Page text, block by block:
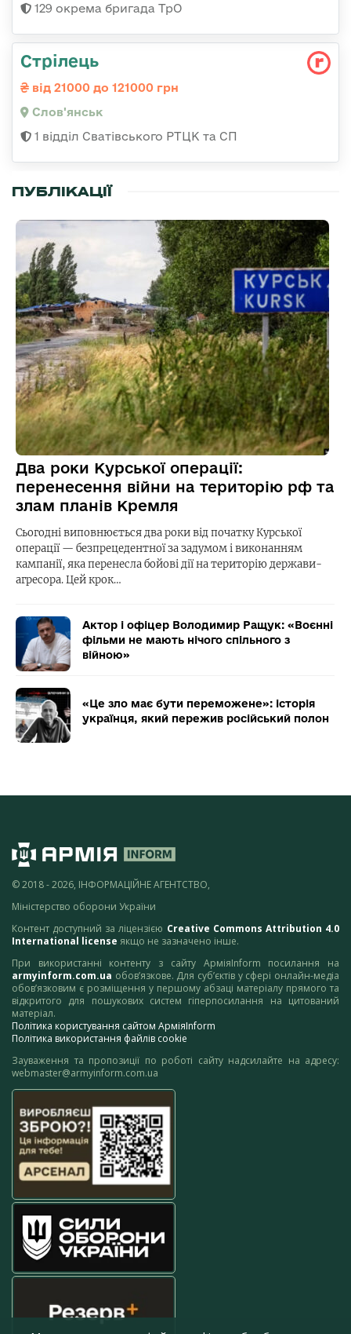
129 окрема бригада ТрО
Стрілець
від 21000 до 121000 грн
Слов'янськ
1 відділ Сватівського РТЦК та СП
ПУБЛІКАЦІЇ
Два роки Курської операції:
перенесення війни на територію рф та
злам планів Кремля
Сьогодні виповнюється два роки від початку Курської
операції — безпрецедентної за задумом і виконанням
кампанії, яка перенесла бойові дії на територію держави-
агресора. Цей крок…
Актор і офіцер Володимир Ращук: «Воєнні
фільми не мають нічого спільного з
війною»
«Це зло має бути переможене»: історія
українця, який пережив російський полон
© 2018 - 2026, ІНФОРМАЦІЙНЕ АГЕНТСТВО,
Міністерство оборони України
Контент доступний за ліцензією Creative Commons Attribution 4.0
International license якщо не зазначено інше.
При використанні контенту з сайту АрміяInform посилання на
armyinform.com.ua обов’язкове. Для суб’єктів у сфері онлайн-медіа
обов’язковим є розміщення у першому абзаці матеріалу прямого та
відкритого для пошукових систем гіперпосилання на цитований
матеріал.
Політика користування сайтом АрміяInform
Політика використання файлів cookie
Зауваження та пропозиції по роботі сайту надсилайте на адресу:
webmaster@armyinform.com.ua